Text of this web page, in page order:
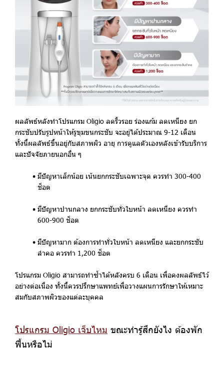
ผลลัพธ์หลังทำโปรแกรม Oligio ลดริ้วรอย ร่องแก้ม ลดเหนียง ยก
กระชับปรับรูปหน้าให้รูขุมขนกระชับ จะอยู่ได้ประมาณ 9-12 เดือน
ทั้งนี้ผลลัพธ์ขึ้นอยู่กับสภาพผิว อายุ การดูแลตัวเองหลังเข้ารับบริการ
และปัจจัยภายนอกอื่น ๆ
มีปัญหาเล็กน้อย เน้นยกกระชับเฉพาะจุด ควรทำ 300-400
ช็อต
มีปัญหาปานกลาง ยกกระชับทั่วใบหน้า ลดเหนียง ควรทำ
600-900 ช็อต
มีปัญหามาก ต้องการทำทั่วใบหน้า ลดเหนียง และยกกระชับ
ลำคอ ควรทำ 1,200 ช็อต
โปรแกรม Oligio สามารถทำซ้ำได้หลังครบ 6 เดือน เพื่อคงผลลัพธ์ไว้
อย่างต่อเนื่อง ทั้งนี้ควรปรึกษาแพทย์เพื่อวางแผนการรักษาให้เหมาะ
สมกับสภาพผิวของแต่ละบุคคล
โปรแกรม Oligio เจ็บไหม ขณะทำรู้สึกยังไง ต้องพัก
ฟื้นหรือไม่